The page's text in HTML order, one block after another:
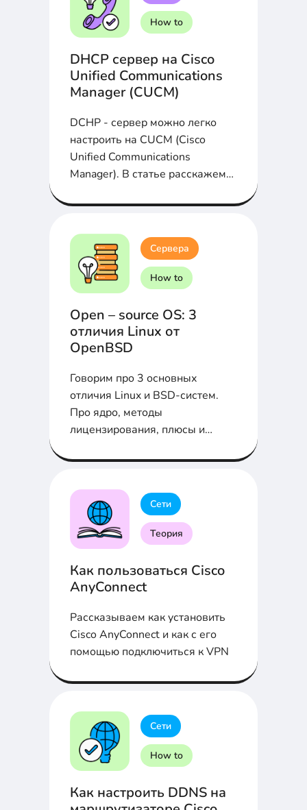
How to
DHCP сервер на Cisco
Unified Communications
Manager (CUCM)
DCHP - сервер можно легко
настроить на CUCM (Cisco
Unified Communications
Manager). В статье расскажем
Сервера
How to
Open – source OS: 3
отличия Linux от
OpenBSD
Говорим про 3 основных
отличия Linux и BSD-систем.
Про ядро, методы
лицензирования, плюсы и
Сети
Теория
Как пользоваться Cisco
AnyConnect
Рассказываем как установить
Cisco AnyConnect и как с его
помощью подключиться к VPN
Сети
How to
Как настроить DDNS на